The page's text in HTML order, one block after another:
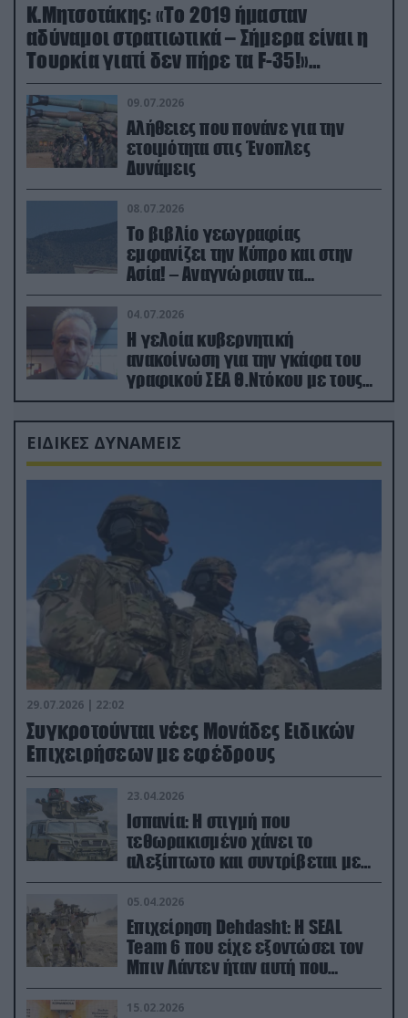
Κ.Μητσοτάκης: «Το 2019 ήμασταν
αδύναμοι στρατιωτικά – Σήμερα είναι η
Τουρκία γιατί δεν πήρε τα F-35!»
(βίντεο)
09.07.2026
Αλήθειες που πονάνε για την
ετοιμότητα στις Ένοπλες
Δυνάμεις
08.07.2026
Το βιβλίο γεωγραφίας
εμφανίζει την Κύπρο και στην
Ασία! – Αναγνώρισαν τα
κατεχόμενα; (φωτο)
04.07.2026
Η γελοία κυβερνητική
ανακοίνωση για την γκάφα του
γραφικού ΣΕΑ Θ.Ντόκου με τους
Ρώσους φαρσέρ
ΕΙΔΙΚΕΣ ΔΥΝΑΜΕΙΣ
29.07.2026 | 22:02
Συγκροτούνται νέες Μονάδες Ειδικών
Επιχειρήσεων με εφέδρους
23.04.2026
Ισπανία: Η στιγμή που
τεθωρακισμένο χάνει το
αλεξίπτωτο και συντρίβεται με
ορμή στο έδαφος (βίντεο)
05.04.2026
Επιχείρηση Dehdasht: Η SEAL
Team 6 που είχε εξοντώσει τον
Μπιν Λάντεν ήταν αυτή που
διέσωσε τον πιλότο του F-15
15.02.2026